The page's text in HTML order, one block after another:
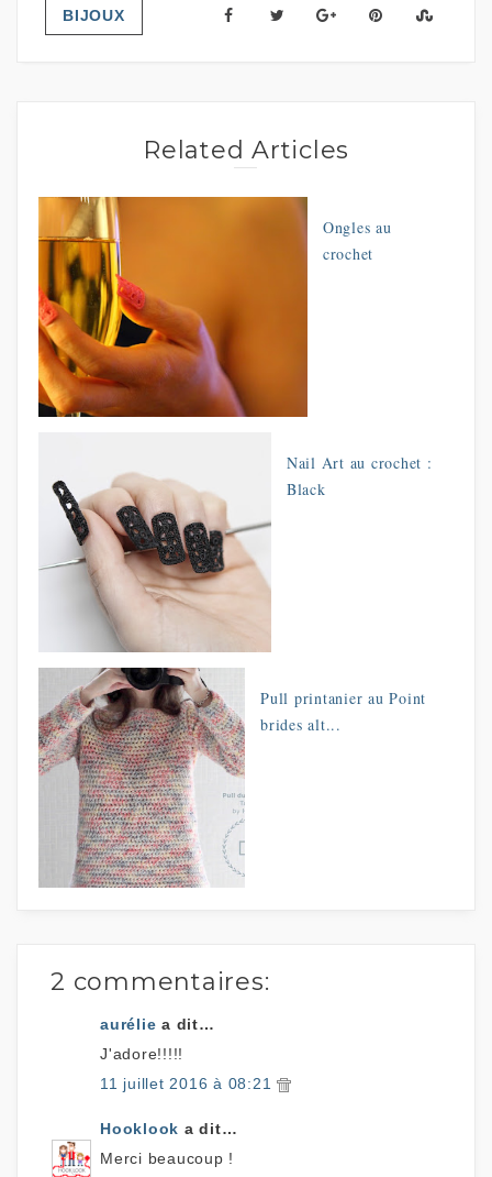
BIJOUX
Related Articles
Ongles au
crochet
Nail Art au crochet :
Black
Pull printanier au Point
brides alt...
2 commentaires:
aurélie a dit…
J'adore!!!!!
11 juillet 2016 à 08:21
Hooklook a dit…
Merci beaucoup !